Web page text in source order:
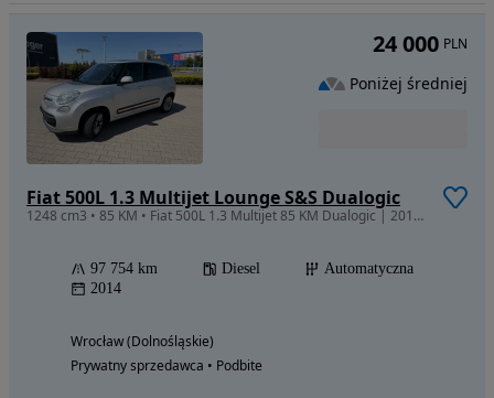
Fiat 500L 1.3 Multijet Lounge S&S Dualogic
1248 cm3 • 85 KM • Fiat 500L 1.3 Multijet 85 KM Dualogic | 2014 | 98 000 km | Panorama |
97 754 km Diesel
Automatyczna
2014
Wrocław (Dolnośląskie)
Prywatny sprzedawca • Podbite
24 000 PLN
Poniżej średniej